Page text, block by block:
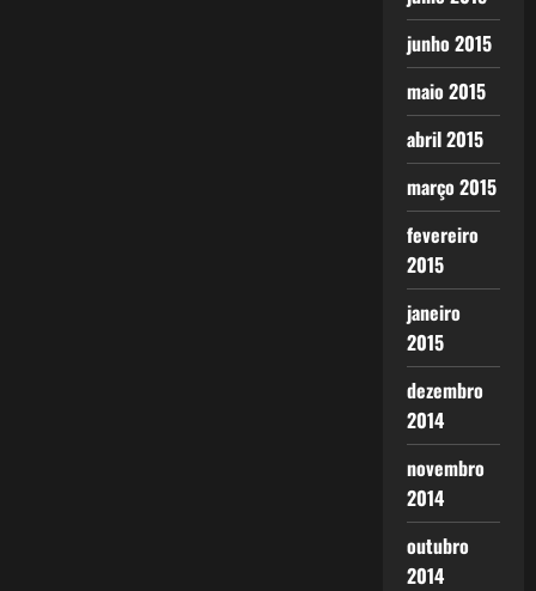
junho 2015
maio 2015
abril 2015
março 2015
fevereiro
2015
janeiro
2015
dezembro
2014
novembro
2014
outubro
2014